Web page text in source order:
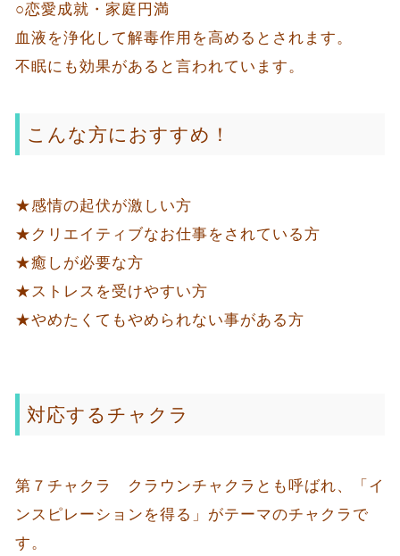
○恋愛成就・家庭円満
血液を浄化して解毒作用を高めるとされます。
不眠にも効果があると言われています。
こんな方におすすめ！
★感情の起伏が激しい方
★クリエイティブなお仕事をされている方
★癒しが必要な方
★ストレスを受けやすい方
★やめたくてもやめられない事がある方
対応するチャクラ
第７チャクラ クラウンチャクラとも呼ばれ、「イ
ンスピレーションを得る」がテーマのチャクラで
す。